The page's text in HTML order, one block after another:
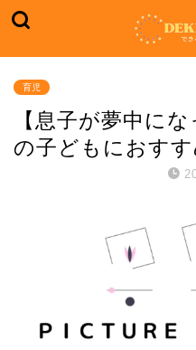
育児
【息子が夢中に
の子どもにおす